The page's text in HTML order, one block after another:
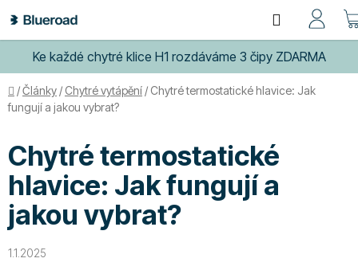
na
obsah
Ke každé chytré klice H1 rozdáváme 3 čipy ZDARMA
Hledat
Domů
/Články / Chytré vytápění / Chytré termostatické hlavice: Jak
fungují a jakou vybrat?
Chytré termostatické
hlavice: Jak fungují a
jakou vybrat?
1.1.2025